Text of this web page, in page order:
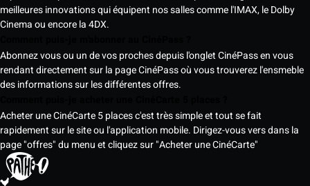
meilleures innovations qui équipent nos salles comme l'IMAX, le Dolby
Cinema ou encore la 4DX.
Abonnez vous ou un de vos proches depuis l'onglet CinéPass en vous
rendant directement sur la page CinéPass où vous trouverez l'ensmeble
des informations sur les différentes offres.
Acheter une CinéCarte 5 places c'est très simple et tout se fait
rapidement sur le site ou l'application mobile. Dirigez-vous vers dans la
page "offres" du menu et cliquez sur "Acheter une CinéCarte"